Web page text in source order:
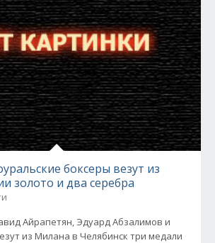
боксеры везут из
золото и два серебра
Айрапетян, Эдуард Абзалимов и
из Милана в Челябинск три медали